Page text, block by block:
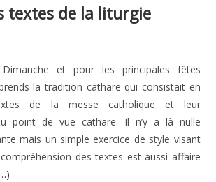
textes de la liturgie
et pour les principales fêtes
la tradition cathare qui consistait en
de la messe catholique et leur
point de vue cathare. Il n’y a là nulle
mais un simple exercice de style visant
des textes est aussi affaire